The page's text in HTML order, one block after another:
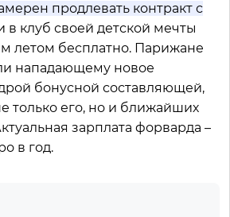
продлевать контракт с
в клуб своей детской мечты
летом бесплатно. Парижане
нападающему новое
бонусной составляющей,
только его, но и ближайших
зарплата форварда –
в год.